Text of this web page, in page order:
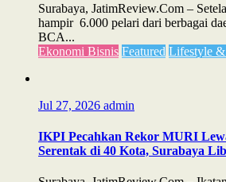
Surabaya, JatimReview.Com –
hampir 6.000 pelari dari berbagai
BCA...
Ekonomi Bisnis Featured Lifestyle
Jul 27, 2026 admin
IKPI Pecahkan Rekor MURI
Serentak di 40 Kota, Surabaya